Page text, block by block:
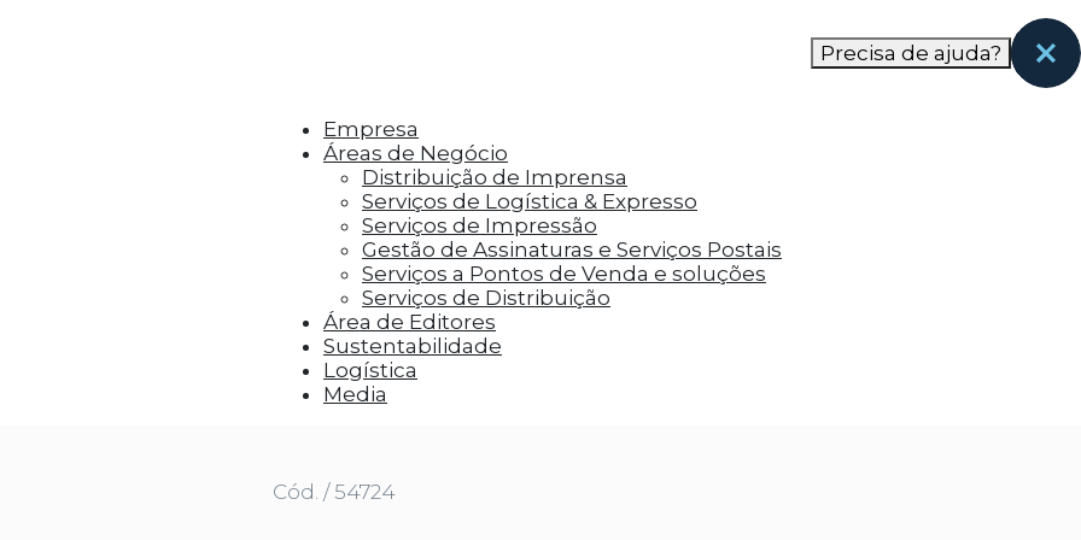
aos visitantes anúncios personalizados com base nas páginas que eles visitaram antes e analisar a
Precisa de ajuda?
Empresa
Áreas de Negócio
Distribuição de Imprensa
Serviços de Logística & Expresso
Serviços de Impressão
Gestão de Assinaturas e Serviços Postais
Serviços a Pontos de Venda e soluções
Serviços de Distribuição
Área de Editores
Sustentabilidade
Logística
Media
Cód. / 54724